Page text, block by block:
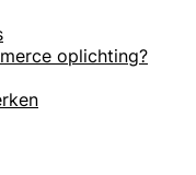
oplichting?